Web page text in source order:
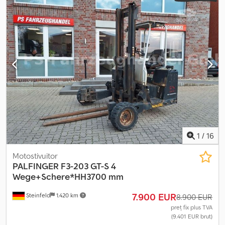
de emisii:niciunul, combustibil:motorină, Servicii de
înmatriculare, inspecție tehnică (HU/SP/UVV), transport către
port. Limbi vorbite: germană, rusă, engleză, arabă. Stivuitor cu braț
Palfinger F3 253 PX, 1.153 ore de funcționare, an fabricație 2014,
utilaj de proveniență germană, stare bună, unic proprietar, sistem
hidraulic etanș, complet funcțional. Ne rezervăm dreptul la
eventuale erori. Codpfeww Dwbox Amyerf
1 / 16
Steinfeld 1.420 km
Motostivuitor
PALFINGER F3-203 GT-S 4
Wege+Schere*HH3700 mm
7.900 EUR8.900 EUR
preț fix plus TVA
(9.401 EUR brut)